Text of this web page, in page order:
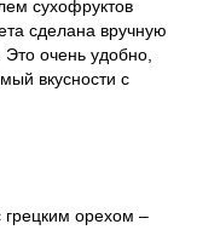
сухофруктов
сделана вручную
очень удобно,
вкусности с
орехом –